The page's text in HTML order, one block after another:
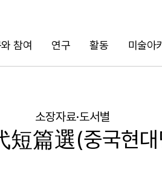
참여 연구 활동 미술아
소장자료·도서별
短篇選(중국현대